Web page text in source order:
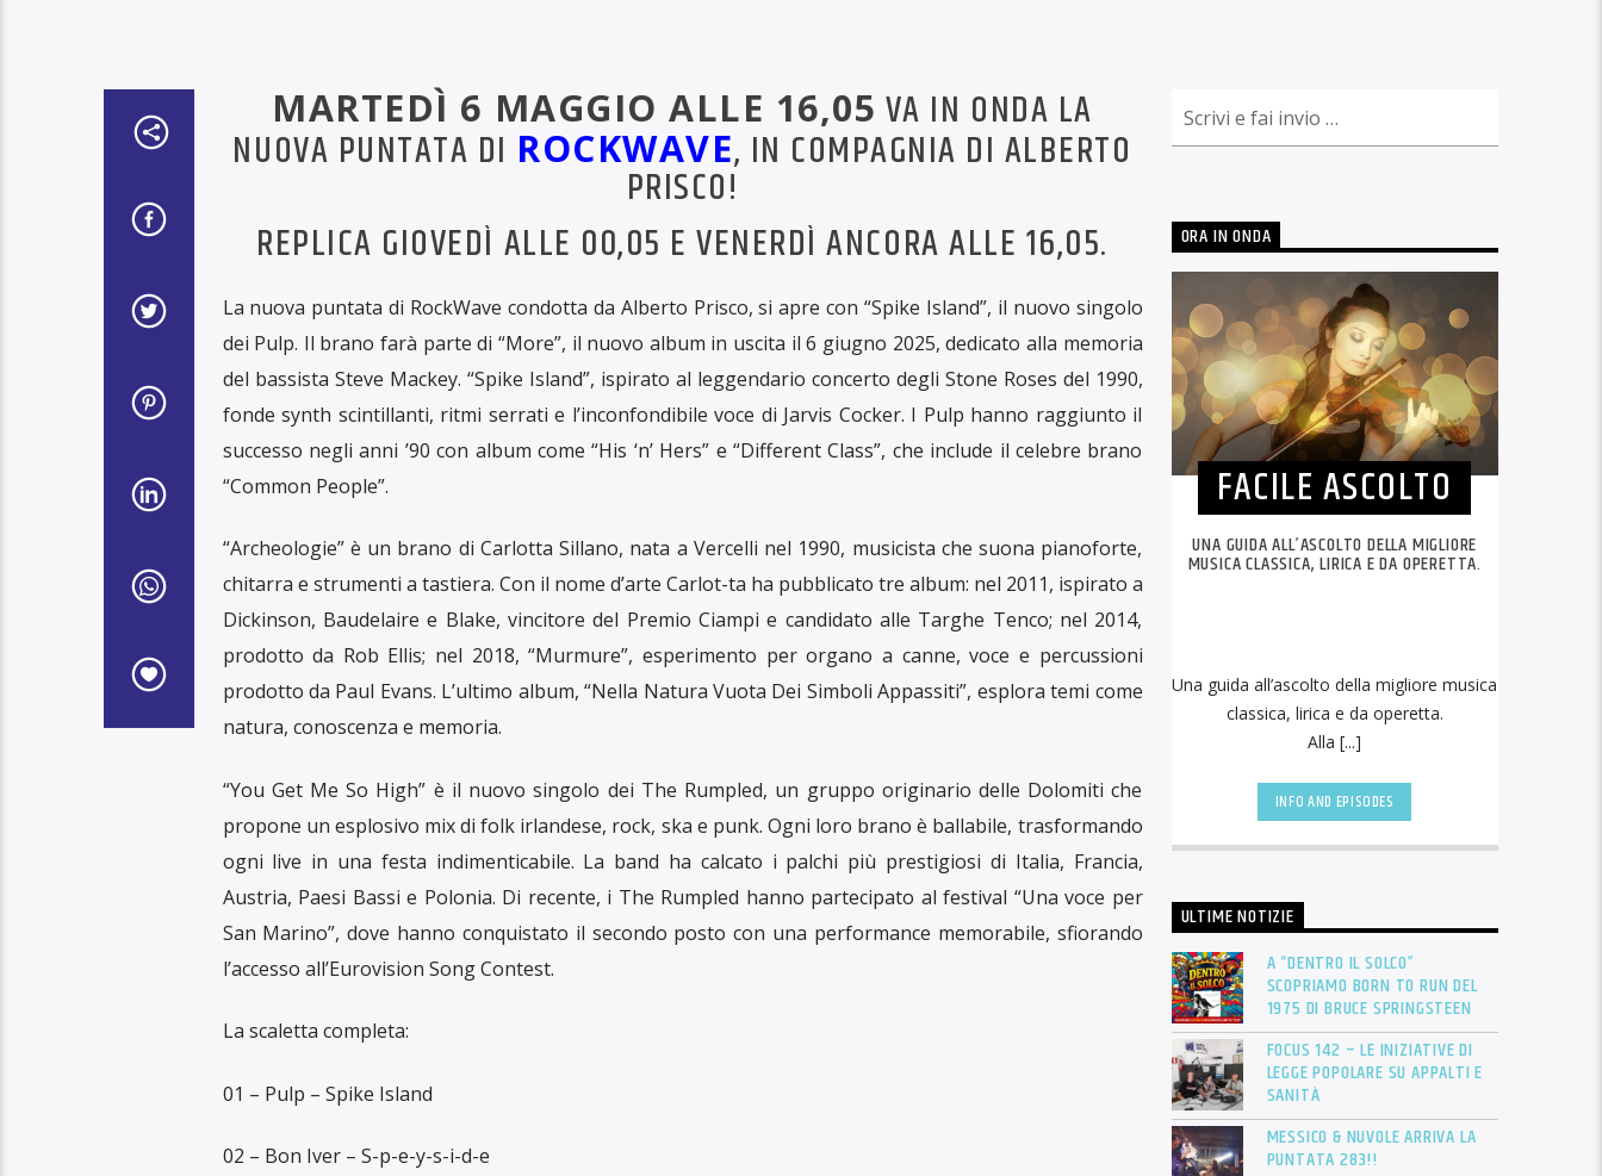
MARTEDÌ 6 MAGGIO ALLE 16,05 VA IN ONDA LA
NUOVA PUNTATA DI ROCKWAVE, IN COMPAGNIA DI ALBERTO
PRISCO!
REPLICA GIOVEDÌ ALLE 00,05 E VENERDÌ ANCORA ALLE 16,05.
La nuova puntata di RockWave condotta da Alberto Prisco, si apre con “Spike Island”, il nuovo singolo
dei Pulp. Il brano farà parte di “More”, il nuovo album in uscita il 6 giugno 2025, dedicato alla memoria
del bassista Steve Mackey. “Spike Island”, ispirato al leggendario concerto degli Stone Roses del 1990,
fonde synth scintillanti, ritmi serrati e l’inconfondibile voce di Jarvis Cocker. I Pulp hanno raggiunto il
successo negli anni ’90 con album come “His ‘n’ Hers” e “Different Class”, che include il celebre brano
“Common People”.
“Archeologie” è un brano di Carlotta Sillano, nata a Vercelli nel 1990, musicista che suona pianoforte,
chitarra e strumenti a tastiera. Con il nome d’arte Carlot-ta ha pubblicato tre album: nel 2011, ispirato a
Dickinson, Baudelaire e Blake, vincitore del Premio Ciampi e candidato alle Targhe Tenco; nel 2014,
prodotto da Rob Ellis; nel 2018, “Murmure”, esperimento per organo a canne, voce e percussioni
prodotto da Paul Evans. L’ultimo album, “Nella Natura Vuota Dei Simboli Appassiti”, esplora temi come
natura, conoscenza e memoria.
“You Get Me So High” è il nuovo singolo dei The Rumpled, un gruppo originario delle Dolomiti che
propone un esplosivo mix di folk irlandese, rock, ska e punk. Ogni loro brano è ballabile, trasformando
ogni live in una festa indimenticabile. La band ha calcato i palchi più prestigiosi di Italia, Francia,
Austria, Paesi Bassi e Polonia. Di recente, i The Rumpled hanno partecipato al festival “Una voce per
San Marino”, dove hanno conquistato il secondo posto con una performance memorabile, sfiorando
l’accesso all’Eurovision Song Contest.
La scaletta completa:
01 – Pulp – Spike Island
02 – Bon Iver – S-p-e-y-s-i-d-e
ORA IN ONDA
FACILE ASCOLTO
UNA GUIDA ALL’ASCOLTO DELLA MIGLIORE
MUSICA CLASSICA, LIRICA E DA OPERETTA.
Una guida all’ascolto della migliore musica
classica, lirica e da operetta.
Alla [...]
INFO AND EPISODES
ULTIME NOTIZIE
A “DENTRO IL SOLCO”
SCOPRIAMO BORN TO RUN DEL
1975 DI BRUCE SPRINGSTEEN
FOCUS 142 – LE INIZIATIVE DI
LEGGE POPOLARE SU APPALTI E
SANITÀ
MESSICO & NUVOLE ARRIVA LA
PUNTATA 283!!